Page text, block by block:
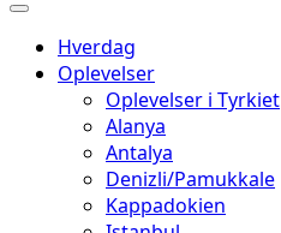
Hverdag
Oplevelser
Oplevelser i Tyrkiet
Alanya
Antalya
Denizli/Pamukkale
Kappadokien